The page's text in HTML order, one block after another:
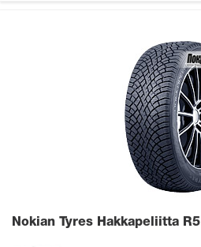
Nokian Tyres Hakkapeliitta R5